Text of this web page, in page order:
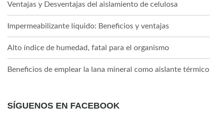
Ventajas y Desventajas del aislamiento de celulosa
Impermeabilizante líquido: Beneficios y ventajas
Alto índice de humedad, fatal para el organismo
Beneficios de emplear la lana mineral como aislante térmico
SÍGUENOS EN FACEBOOK